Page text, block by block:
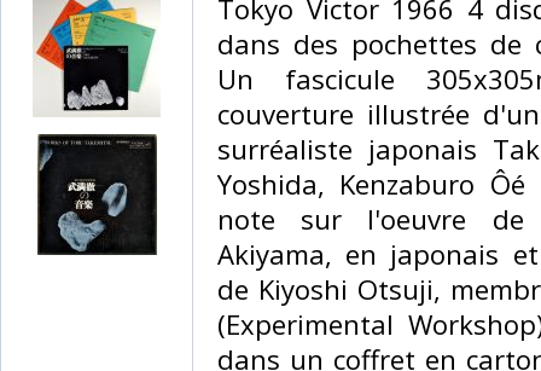
‎Tokyo Victor 1966 4
dans des pochettes de
Un fascicule
couverture illustrée
surréaliste japonais
Yoshida, Kenzaburo
note sur l'oeuvre de
Akiyama, en japonais
de Kiyoshi Otsuji,
(Experimental
dans un coffret en